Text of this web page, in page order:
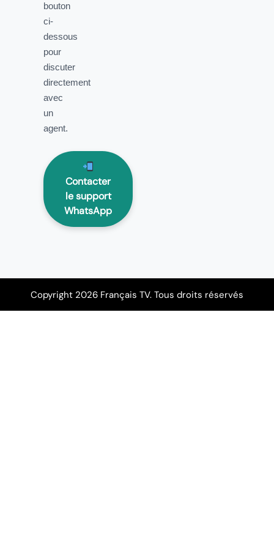
bouton
ci-
dessous
pour
discuter
directement
avec
un
agent.
Contacter
le support
WhatsApp
Copyright 2026 Français TV. Tous droits réservés